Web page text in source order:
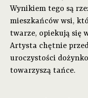
Wynikiem tego są
mieszkańców wsi,
twarze, opiekują się
Artysta chętnie
uroczystości
towarzyszą tańce.